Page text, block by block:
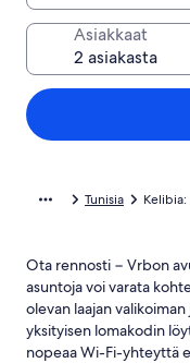
Asiakkaat
Tunisia
Ota rennosti − Vrbon
asuntoja voi varata
olevan laajan
yksityisen lomakodin
nopeaa Wi-Fi-yhteyttä